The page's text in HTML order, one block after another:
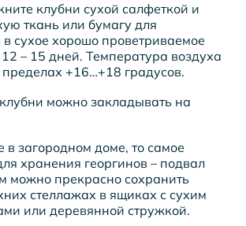
клубни сухой салфеткой и
ткань или бумагу для
сухое хорошо проветриваемое
– 15 дней. Температура воздуха
+16…+18 градусов.
можно закладывать на
в загородном доме, то самое
хранения георгинов – подвал
можно прекрасно сохранить
стеллажах в ящиках с сухим
или деревянной стружкой.